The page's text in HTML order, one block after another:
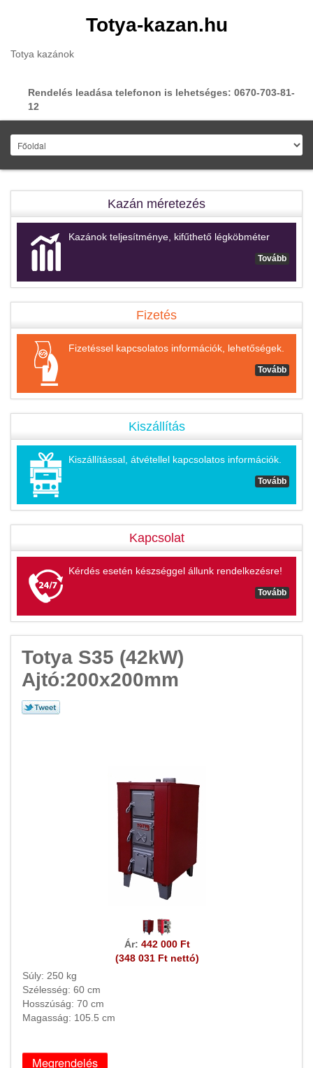
Totya-kazan.hu
Totya kazánok
Rendelés leadása telefonon is lehetséges: 0670-703-81-
12
Kazán méretezés
Kazánok teljesítménye, kifűthető légköbméter
Tovább
Fizetés
Fizetéssel kapcsolatos információk, lehetőségek.
Tovább
Kiszállítás
Kiszállítással, átvétellel kapcsolatos információk.
Tovább
Kapcsolat
Kérdés esetén készséggel állunk rendelkezésre!
Tovább
Totya S35 (42kW)
Ajtó:200x200mm
Ár: 442 000 Ft
(348 031 Ft nettó)
Súly: 250 kg
Szélesség: 60 cm
Hosszúság: 70 cm
Magasság: 105.5 cm